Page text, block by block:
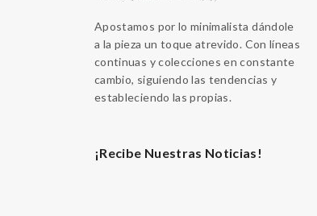
Apostamos por lo minimalista dándole
a la pieza un toque atrevido. Con líneas
continuas y colecciones en constante
cambio, siguiendo las tendencias y
estableciendo las propias.
¡Recibe Nuestras Noticias!